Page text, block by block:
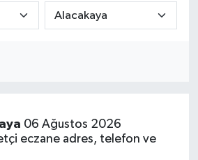
06 Ağustos 2026
eczane adres, telefon ve